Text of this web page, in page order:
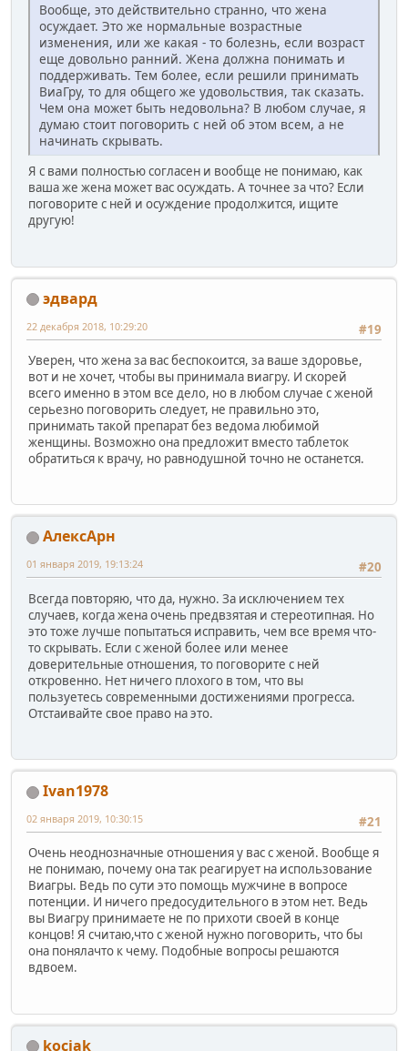
Вообще, это действительно странно, что жена
осуждает. Это же нормальные возрастные
изменения, или же какая - то болезнь, если возраст
еще довольно ранний. Жена должна понимать и
поддерживать. Тем более, если решили принимать
ВиаГру, то для общего же удовольствия, так сказать.
Чем она может быть недовольна? В любом случае, я
думаю стоит поговорить с ней об этом всем, а не
начинать скрывать.
Я с вами полностью согласен и вообще не понимаю, как
ваша же жена может вас осуждать. А точнее за что? Если
поговорите с ней и осуждение продолжится, ищите
другую!
эдвард
#19
22 декабря 2018, 10:29:20
Уверен, что жена за вас беспокоится, за ваше здоровье,
вот и не хочет, чтобы вы принимала виагру. И скорей
всего именно в этом все дело, но в любом случае с женой
серьезно поговорить следует, не правильно это,
принимать такой препарат без ведома любимой
женщины. Возможно она предложит вместо таблеток
обратиться к врачу, но равнодушной точно не останется.
АлексАрн
#20
01 января 2019, 19:13:24
Всегда повторяю, что да, нужно. За исключением тех
случаев, когда жена очень предвзятая и стереотипная. Но
это тоже лучше попытаться исправить, чем все время что-
то скрывать. Если с женой более или менее
доверительные отношения, то поговорите с ней
откровенно. Нет ничего плохого в том, что вы
пользуетесь современными достижениями прогресса.
Отстаивайте свое право на это.
Ivan1978
#21
02 января 2019, 10:30:15
Очень неоднозначные отношения у вас с женой. Вообще я
не понимаю, почему она так реагирует на использование
Виагры. Ведь по сути это помощь мужчине в вопросе
потенции. И ничего предосудительного в этом нет. Ведь
вы Виагру принимаете не по прихоти своей в конце
концов! Я считаю,что с женой нужно поговорить, что бы
она понялачто к чему. Подобные вопросы решаются
вдвоем.
kociak